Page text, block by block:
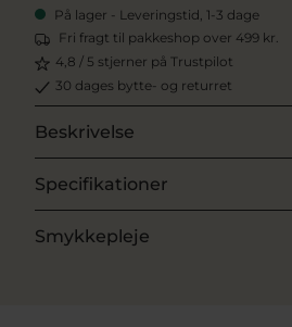
På lager - Leveringstid, 1-3 dage
Fri fragt til pakkeshop over 499 kr.
4,8 / 5 stjerner på Trustpilot
30 dages bytte- og returret
Beskrivelse
Specifikationer
Smykkepleje